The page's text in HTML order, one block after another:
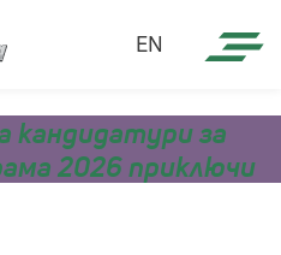
EN
кандидатури за
2026 приключи